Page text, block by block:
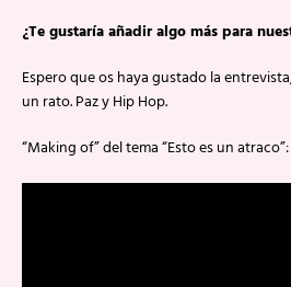
¿Te gustaría añadir algo más para
Espero que os haya gustado la
un rato. Paz y Hip Hop.
“Making of” del tema “Esto es un atraco”: